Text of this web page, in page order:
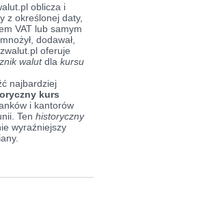
oblicza i
z określonej daty,
VAT lub samym
dodawał,
oferuje
walutdla kursu
najbardziej
kurs
i kantorów
Ten historyczny
wyraźniejszy